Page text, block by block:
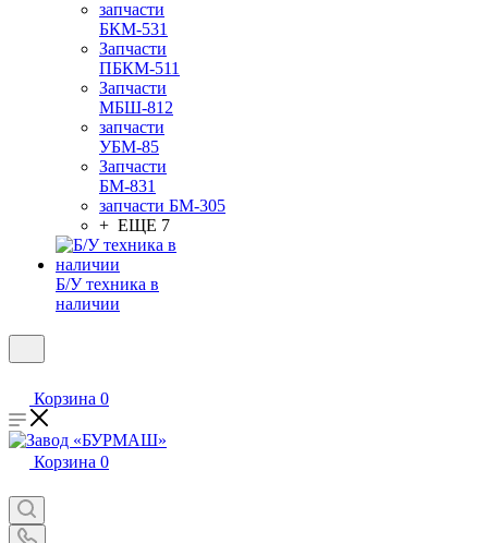
запчасти
БКМ-531
Запчасти
ПБКМ-511
Запчасти
МБШ-812
запчасти
УБМ-85
Запчасти
БМ-831
запчасти БМ-305
+ ЕЩЕ 7
Б/У техника в
наличии
Корзина 0
Корзина 0